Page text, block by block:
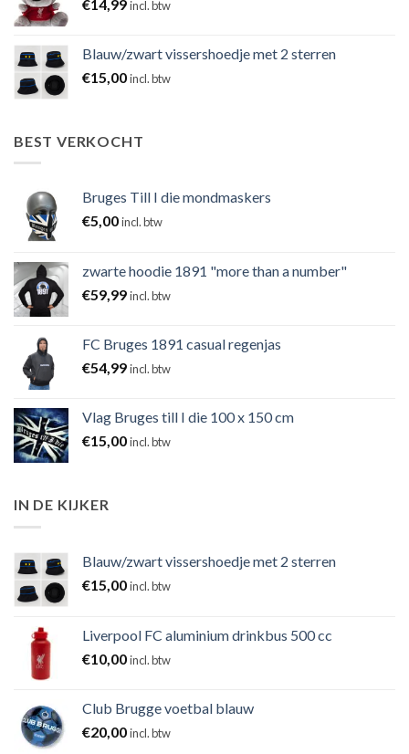
€14,99incl. btw
Blauw/zwart vissershoedje met 2 sterren
€15,00incl. btw
BEST VERKOCHT
Bruges Till I die mondmaskers
€5,00incl. btw
zwarte hoodie 1891 "more than a number"
€59,99incl. btw
FC Bruges 1891 casual regenjas
€54,99incl. btw
Vlag Bruges till I die 100 x 150 cm
€15,00incl. btw
IN DE KIJKER
Blauw/zwart vissershoedje met 2 sterren
€15,00incl. btw
Liverpool FC aluminium drinkbus 500 cc
€10,00incl. btw
Club Brugge voetbal blauw
€20,00incl. btw